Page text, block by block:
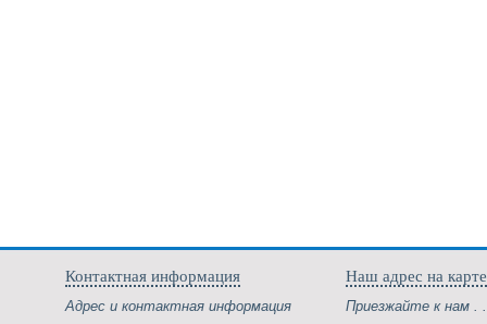
Контактная информация
Адрес и контактная информация
Наш адрес на карте
Приезжайте к нам .